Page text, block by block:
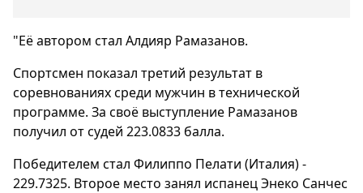
"Её автором стал Алдияр Рамазанов.
Спортсмен показал третий результат в
соревнованиях среди мужчин в технической
программе. За своё выступление Рамазанов
получил от судей 223.0833 балла.
Победителем стал Филиппо Пелати (Италия) -
229.7325. Второе место занял испанец Энеко Санчес